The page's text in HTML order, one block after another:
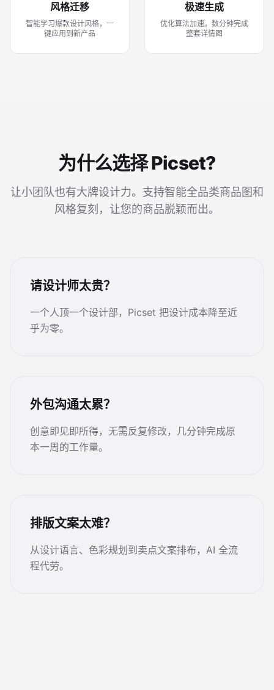
风格迁移
智能学习爆款设计风格，一
键应用到新产品
极速生成
优化算法加速，数分钟完成
整套详情图
为什么选择 Picset?
让小团队也有大牌设计力。支持智能全品类商品图和
风格复刻，让您的商品脱颖而出。
请设计师太贵？
一个人顶一个设计部，Picset 把设计成本降至近
乎为零。
外包沟通太累？
创意即见即所得，无需反复修改，几分钟完成原
本一周的工作量。
排版文案太难？
从设计语言、色彩规划到卖点文案排布，AI 全流
程代劳。